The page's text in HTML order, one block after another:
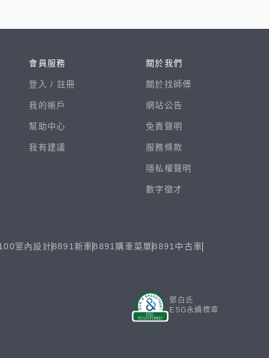
會員服務
登入 / 註冊
我的帳戶
幫助中心
我有建議
關於我們
關於找師傅
網站公告
免責聲明
服務條款
隱私權聲明
數字徵才
室內設計8891新車8891購車菜單8891中古車
鄧白氏
ESG永續標章